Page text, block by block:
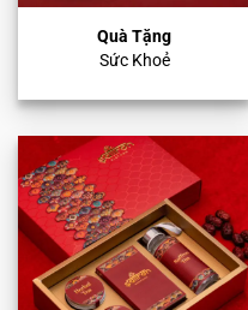
Quà Tặng
Sức Khoẻ